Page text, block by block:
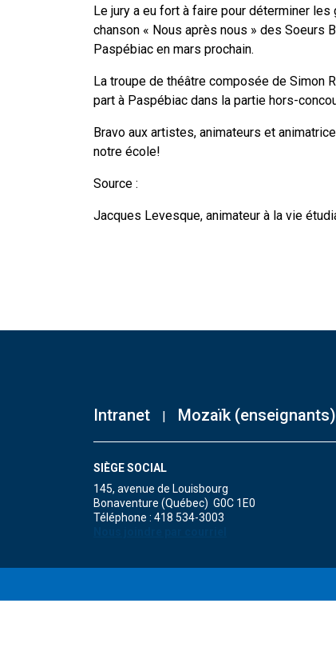
Le jury a eu fort à faire pour déterminer les
chanson « Nous après nous » des Soeurs
Paspébiac en mars prochain.
La troupe de théâtre composée de Simon
part à Paspébiac dans la partie hors-
Bravo aux artistes, animateurs et
notre école!
Source :
Jacques Levesque, animateur à la vie
Intranet Mozaïk (enseignants)
SIÈGE SOCIAL
145, avenue de Louisbourg
Bonaventure (Québec) G0C 1E0
Téléphone : 418 534-3003